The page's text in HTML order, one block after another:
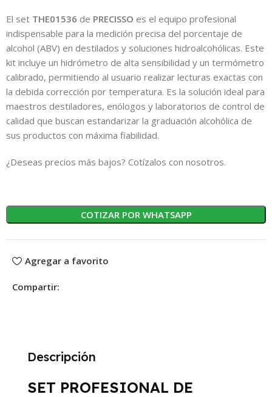
El set THE01536 de PRECISSO es el equipo profesional
indispensable para la medición precisa del porcentaje de
alcohol (ABV) en destilados y soluciones hidroalcohólicas. Este
kit incluye un hidrómetro de alta sensibilidad y un termómetro
calibrado, permitiendo al usuario realizar lecturas exactas con
la debida corrección por temperatura. Es la solución ideal para
maestros destiladores, enólogos y laboratorios de control de
calidad que buscan estandarizar la graduación alcohólica de
sus productos con máxima fiabilidad.
¿Deseas precios más bajos? Cotízalos con nosotros.
COTIZAR POR WHATSAPP
Agregar a favorito
Compartir:
Descripción
SET PROFESIONAL DE